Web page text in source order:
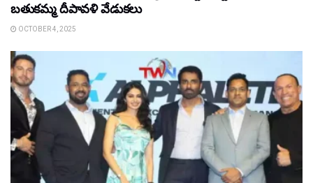
బతుకమ్మ దీపావళి వేడుకలు
OCTOBER 4, 2025